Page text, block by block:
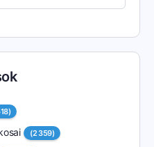
(2 359)